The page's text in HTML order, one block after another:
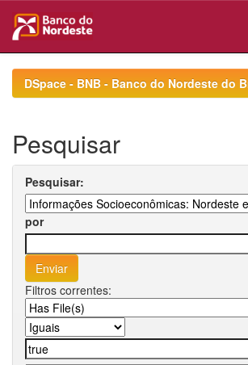
navigationDSpace - BNB - Banco do Nordeste do
Pesquisar
Pesquisar:
por
Filtros correntes: